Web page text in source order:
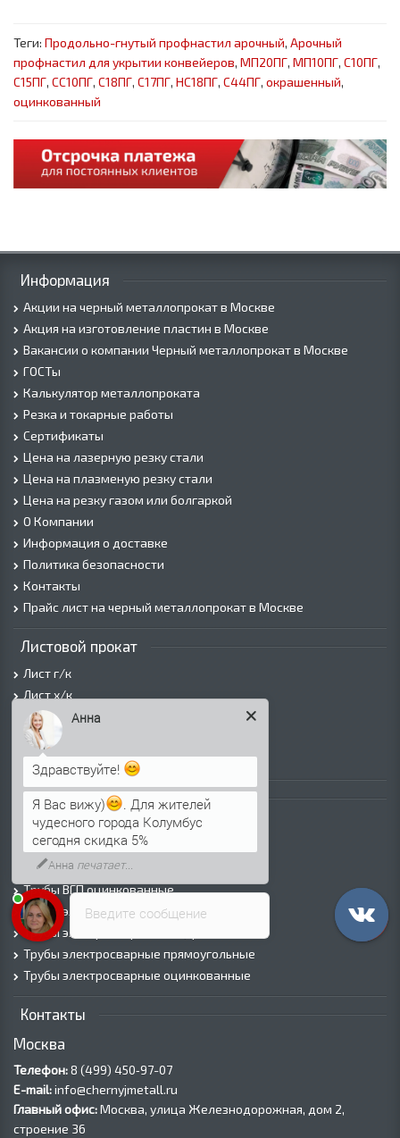
Теги: Продольно-гнутый профнастил арочный, Арочный
профнастил для укрытии конвейеров, МП20ПГ, МП10ПГ, С10ПГ,
С15ПГ, СС10ПГ, С18ПГ, С17ПГ, НС18ПГ, С44ПГ, окрашенный,
оцинкованный
Информация
Акции на черный металлопрокат в Москве
Акция на изготовление пластин в Москве
Вакансии о компании Черный металлопрокат в Москве
ГОСТы
Калькулятор металлопроката
Резка и токарные работы
Сертификаты
Цена на лазерную резку стали
Цена на плазменую резку стали
Цена на резку газом или болгаркой
О Компании
Информация о доставке
Политика безопасности
Контакты
Прайс лист на черный металлопрокат в Москве
Листовой прокат
Лист г/к
Лист х/к
Просечно-вытяжной лист (ПВЛ)
Лист рифленый
Лист оцинкованный
Трубы
Трубы горячедеформированные
Труба холоднодеформированная
Трубы ВГП (Водогазопроводные)
Трубы ВГП оцинкованные
Трубы электросварные круглые
Трубы электросварные квадратные
Трубы электросварные прямоугольные
Трубы электросварные оцинкованные
Контакты
Москва
Телефон:8 (499) 450‑97-07
E-mail:info@chernyjmetall.ru
Главный офис:Москва, улица Железнодорожная, дом 2,
строение 36
Введите сообщение
Анна
Здравствуйте!
Я Вас вижу)
. Для жителей
чудесного города Колумбус
сегодня скидка 5%
Анна печатает...